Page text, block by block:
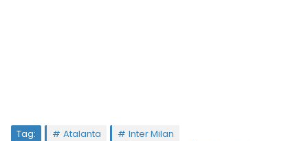
Tag: Atalanta
Inter Milan